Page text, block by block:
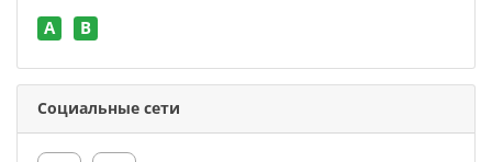
A B
Социальные сети